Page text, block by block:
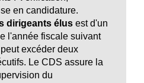
en candidature.
dirigeants élusest d'un
l'année fiscale suivant
excéder deux
Le CDS assure la
du